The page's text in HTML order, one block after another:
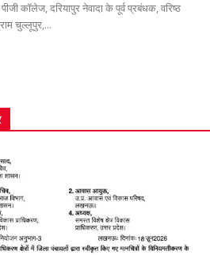
कॉलेज, दरियापुर नेवादा के पूर्व प्रबंधक, वरिष्ठ
चुल्लूपुर,...